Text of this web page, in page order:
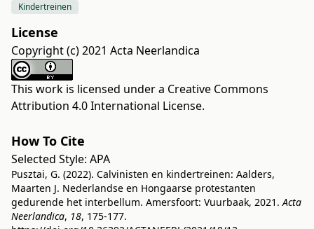
Kindertreinen
License
Copyright (c) 2021 Acta Neerlandica
This work is licensed under a Creative Commons
Attribution 4.0 International License.
How To Cite
Selected Style: APA
Pusztai, G. (2022). Calvinisten en kindertreinen: Aalders,
Maarten J. Nederlandse en Hongaarse protestanten
gedurende het interbellum. Amersfoort: Vuurbaak, 2021.Acta
Neerlandica, 18, 175-177.